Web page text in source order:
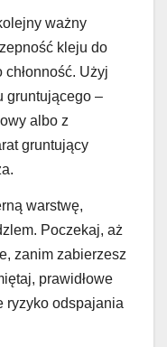
ważny
kleju do
chłonność. Użyj
gruntującego –
albo z
gruntujący
warstwę,
Poczekaj, aż
zanim zabierzesz
prawidłowe
ryzyko odspajania